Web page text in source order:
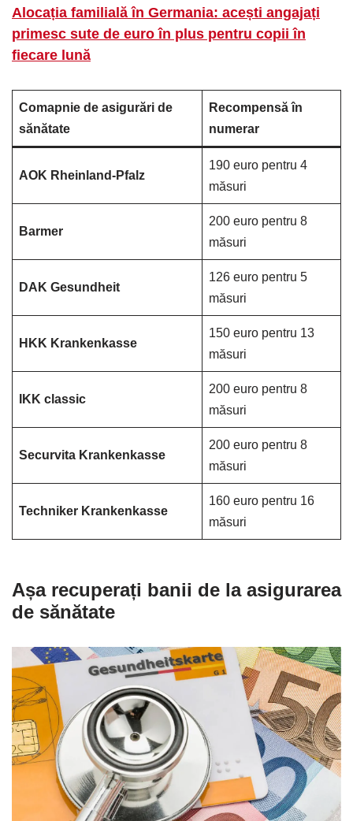
Alocația familială în Germania: acești angajați
primesc sute de euro în plus pentru copii în
fiecare lună
Comapnie de asigurări de
sănătate
Recompensă în
numerar
AOK Rheinland-Pfalz
190 euro pentru 4
măsuri
Barmer
200 euro pentru 8
măsuri
DAK Gesundheit
126 euro pentru 5
măsuri
HKK Krankenkasse
150 euro pentru 13
măsuri
IKK classic
200 euro pentru 8
măsuri
Securvita Krankenkasse
200 euro pentru 8
măsuri
Techniker Krankenkasse
160 euro pentru 16
măsuri
Așa recuperați banii de la asigurarea
de sănătate